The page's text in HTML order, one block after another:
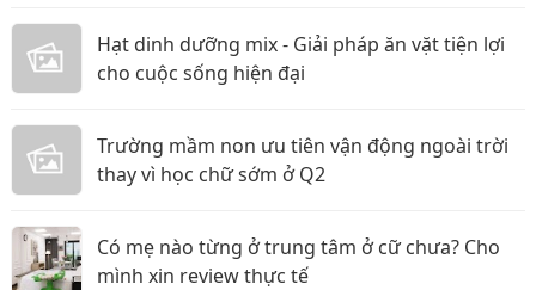
Hạt dinh dưỡng mix - Giải pháp ăn vặt tiện lợi
cho cuộc sống hiện đại
Trường mầm non ưu tiên vận động ngoài trời
thay vì học chữ sớm ở Q2
Có mẹ nào từng ở trung tâm ở cữ chưa? Cho
mình xin review thực tế